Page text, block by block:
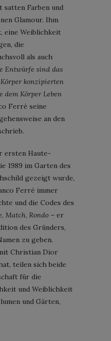
Farben und
Glamour. Ihm
eine Weiblichkeit
die
als auch
Entwürfe sind das
konzipierten
Körper Leben
Ferré seine
an den
ersten Haute-
1989 im Garten des
gezeigt wurde,
Ferré immer
und die Codes des
, Match, Rondo – er
des Gründers,
zu geben.
Christian Dior
teilen sich beide
für die
und Weiblichkeit
und Gärten,
with wide black patent
Dior Héritage collection,